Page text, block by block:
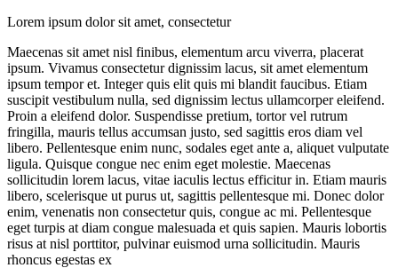
Lorem ipsum dolor sit amet, consectetur
Maecenas sit amet nisl finibus, elementum arcu viverra, placerat
ipsum. Vivamus consectetur dignissim lacus, sit amet elementum
ipsum tempor et. Integer quis elit quis mi blandit faucibus. Etiam
suscipit vestibulum nulla, sed dignissim lectus ullamcorper eleifend.
Proin a eleifend dolor. Suspendisse pretium, tortor vel rutrum
fringilla, mauris tellus accumsan justo, sed sagittis eros diam vel
libero. Pellentesque enim nunc, sodales eget ante a, aliquet vulputate
ligula. Quisque congue nec enim eget molestie. Maecenas
sollicitudin lorem lacus, vitae iaculis lectus efficitur in. Etiam mauris
libero, scelerisque ut purus ut, sagittis pellentesque mi. Donec dolor
enim, venenatis non consectetur quis, congue ac mi. Pellentesque
eget turpis at diam congue malesuada et quis sapien. Mauris lobortis
risus at nisl porttitor, pulvinar euismod urna sollicitudin. Mauris
rhoncus egestas ex